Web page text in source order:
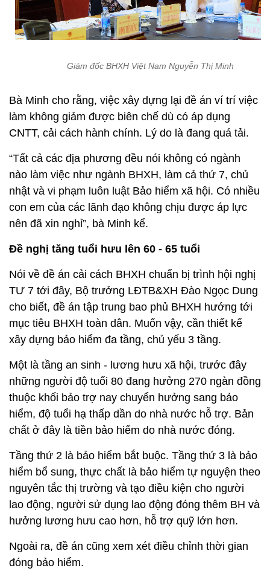
Giám đốc BHXH Việt Nam Nguyễn Thị Minh
Bà Minh cho rằng, việc xây dựng lại đề án ví trí việc
làm không giảm được biên chế dù có áp dụng
CNTT, cải cách hành chính. Lý do là đang quá tải.
“Tất cả các địa phương đều nói không có ngành
nào làm việc như ngành BHXH, làm cả thứ 7, chủ
nhật và vi phạm luôn luật Bảo hiểm xã hội. Có nhiều
con em của các lãnh đạo không chịu được áp lực
nên đã xin nghỉ”, bà Minh kể.
Đề nghị tăng tuổi hưu lên 60 - 65 tuổi
Nói về đề án cải cách BHXH chuẩn bị trình hội nghị
TƯ 7 tới đây, Bộ trưởng LĐTB&XH Đào Ngọc Dung
cho biết, đề án tập trung bao phủ BHXH hướng tới
mục tiêu BHXH toàn dân. Muốn vậy, cần thiết kế
xây dựng bảo hiểm đa tầng, chủ yếu 3 tầng.
Một là tầng an sinh - lương hưu xã hội, trước đây
những người độ tuổi 80 đang hưởng 270 ngàn đồng
thuộc khối bảo trợ nay chuyển hưởng sang bảo
hiểm, độ tuổi hạ thấp dần do nhà nước hỗ trợ. Bản
chất ở đây là tiền bảo hiểm do nhà nước đóng.
Tầng thứ 2 là bảo hiểm bắt buộc. Tầng thứ 3 là bảo
hiểm bổ sung, thực chất là bảo hiểm tự nguyện theo
nguyên tắc thị trường và tạo điều kiện cho người
lao động, người sử dụng lao động đóng thêm BH và
hưởng lương hưu cao hơn, hỗ trợ quỹ lớn hơn.
Ngoài ra, đề án cũng xem xét điều chỉnh thời gian
đóng bảo hiểm.